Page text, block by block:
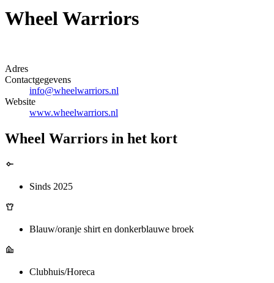
Wheel Warriors
Adres
Contactgegevens
info@wheelwarriors.nl
Website
www.wheelwarriors.nl
Wheel Warriors in het kort
Sinds 2025
Blauw/oranje shirt en donkerblauwe broek
Clubhuis/Horeca